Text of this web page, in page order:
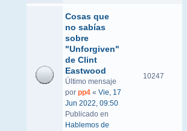
Cosas que
no sabías
sobre
"Unforgiven"
de Clint
Eastwood
Último mensaje
por pp4 « Vie, 17
Jun 2022, 09:50
Publicado en
Hablemos de
10247